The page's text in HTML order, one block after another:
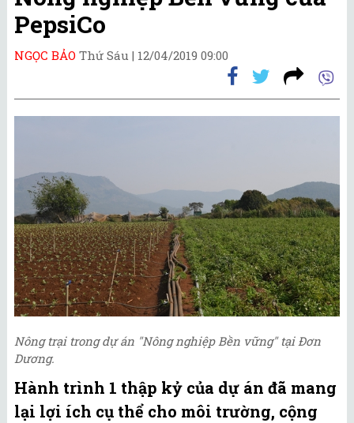
PepsiCo
NGỌC BẢO Thứ Sáu | 12/04/2019 09:00
Nông trại trong dự án "Nông nghiệp Bền vững" tại Đơn
Dương.
Hành trình 1 thập kỷ của dự án đã mang
lại lợi ích cụ thể cho môi trường, cộng